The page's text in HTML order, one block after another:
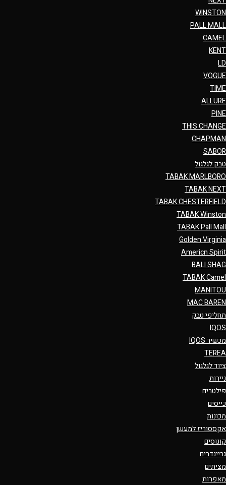
WINSTON
PALL MALL
CAMEL
KENT
LD
VOGUE
TIME
ALLURE
PINE
THIS CHANGE
CHAPMAN
SABOR
טבק לגלגול
TABAK MARLBORO
TABAK NEXT
TABAK CHESTERFIELD
TABAK Winston
TABAK Pall Mall
Golden Virginia
Americn Spirit
BALI SHAG
TABAK Camel
MANITOU
MAC BAREN
תחליפי טבק
IQOS
מכשיר IQOS
TEREA
ציוד לגלגול
ניירות
פילטרים
כייסים
מכונות
אקססוריז למעשן
קונוסים
גריינדרים
מציתים
מאפרות